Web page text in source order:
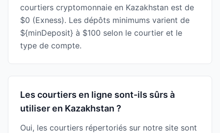
courtiers cryptomonnaie en Kazakhstan est de
$0 (Exness). Les dépôts minimums varient de
${minDeposit} à $100 selon le courtier et le
type de compte.
Les courtiers en ligne sont-ils sûrs à
utiliser en Kazakhstan ?
Oui, les courtiers répertoriés sur notre site sont